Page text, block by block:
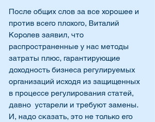
После общих слов за все хорошее и
против всего плохого, Виталий
Королев заявил, что
распространенные у нас методы
затраты плюс, гарантирующие
доходность бизнеса регулируемых
организаций исходя из защищенных
в процессе регулирования статей,
давно  устарели и требуют замены.
И, надо сказать, это не только его